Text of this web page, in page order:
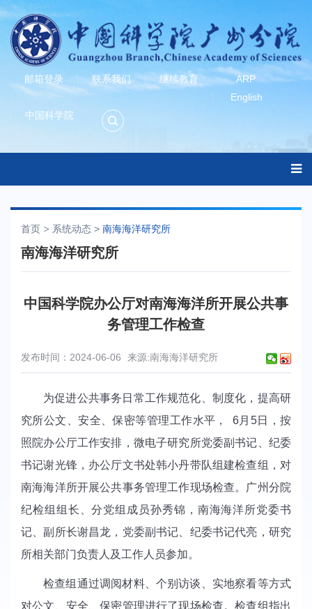
邮箱登录 联系我们 继续教育
ARP
English
中国科学院
首页 系统动态 > 南海海洋研究所
南海海洋研究所
中国科学院办公厅对南海海洋所开展公共事
务管理工作检查
发布时间：2024-06-06 来源:南海海洋研究所
为促进公共事务日常工作规范化、制度化，提高研
究所公文、安全、保密等管理工作水平， 6月5日，按
照院办公厅工作安排，微电子研究所党委副书记、纪委
书记谢光锋，办公厅文书处韩小丹带队组建检查组，对
南海海洋所开展公共事务管理工作现场检查。广州分院
纪检组组长、分党组成员孙秀锦，南海海洋所党委书
记、副所长谢昌龙，党委副书记、纪委书记代亮，研究
所相关部门负责人及工作人员参加。
检查组通过调阅材料、个别访谈、实地察看等方式
对公文、安全、保密管理进行了现场检查。检查组指出